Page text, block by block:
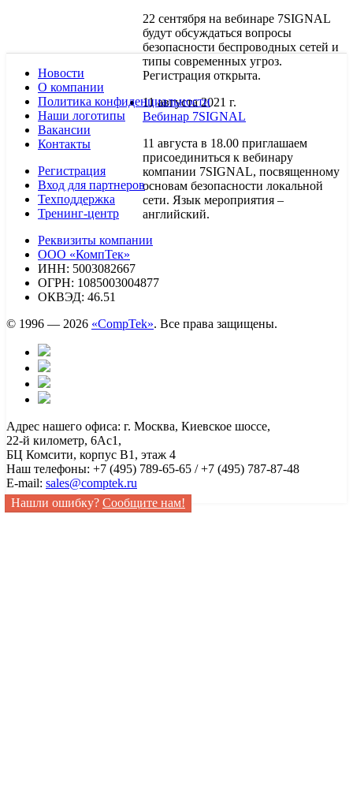
22 сентября на вебинаре 7SIGNAL
будут обсуждаться вопросы
безопасности беспроводных сетей и
типы современных угроз.
Регистрация открыта.
11 августа 2021 г.
Вебинар 7SIGNAL
11 августа в 18.00 приглашаем
присоединиться к вебинару
компании 7SIGNAL, посвященному
основам безопасности локальной
сети. Язык мероприятия –
английский.
Новости
О компании
Политика конфиденциальности
Наши логотипы
Вакансии
Контакты
Регистрация
Вход для партнеров
Техподдержка
Тренинг-центр
Реквизиты компании
ООО «КомпТек»
ИНН: 5003082667
ОГРН: 1085003004877
ОКВЭД: 46.51
© 1996 — 2026 «CompTek». Все права защищены.
Адрес нашего офиса: г. Москва, Киевское шоссе,
22-й километр, 6Ас1,
БЦ Комсити, корпус B1, этаж 4
Наш телефоны: +7 (495) 789-65-65 / +7 (495) 787-87-48
E-mail: sales@comptek.ru
Нашли ошибку? Сообщите нам!